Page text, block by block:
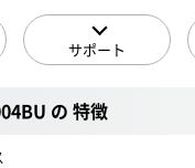
サポート
の 特徴